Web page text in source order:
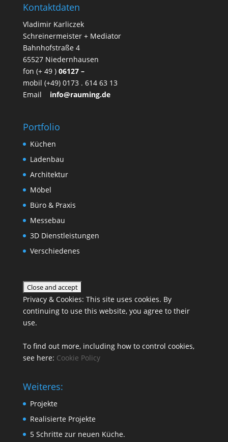
Kontaktdaten
Vladimir Karliczek
Schreinermeister + Mediator
Bahnhofstraße 4
65527 Niedernhausen
fon (+ 49 ) 06127 –
mobil (+49) 0173 . 614 63 13
Email info@rauming.de
Portfolio
Küchen
Ladenbau
Architektur
Möbel
Büro & Praxis
Messebau
3D Dienstleistungen
Verschiedenes
Privacy & Cookies: This site uses cookies. By
continuing to use this website, you agree to their
use.
To find out more, including how to control cookies,
see here: Cookie Policy
Weiteres:
Projekte
Realisierte Projekte
5 Schritte zur neuen Küche.